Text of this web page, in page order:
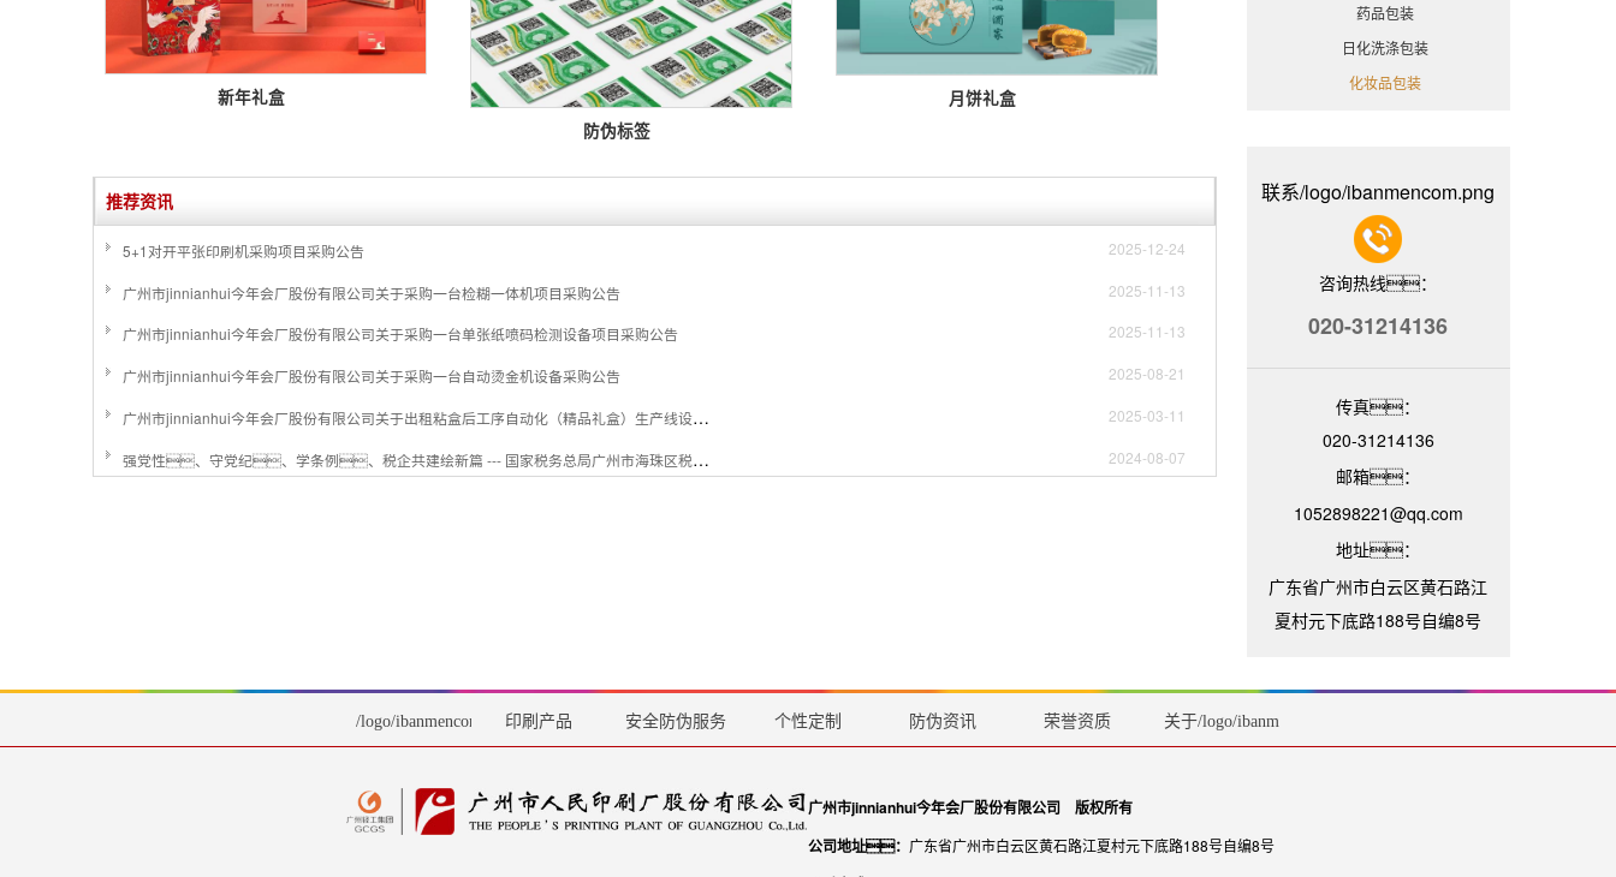
新年礼盒
防伪标签
月饼礼盒
推荐资讯
5+1对开平张印刷机采购项目采购公告 2025-12-24
广州市jinnianhui今年会厂股份有限公司关于采购一台检糊一体机项目采购公告 2025-11-13
广州市jinnianhui今年会厂股份有限公司关于采购一台单张纸喷码检测设备项目采购公告 2025-11-13
广州市jinnianhui今年会厂股份有限公司关于采购一台自动烫金机设备采购公告 2025-08-21
广州市jinnianhui今年会厂股份有限公司关于出租粘盒后工序自动化（精品礼盒）生产线设备公告采购公告 2025-03-11
强党性、守党纪、学条例、税企共建绘新篇 --- 国家税务总局广州市海珠区税务局征收管理科党支部、 国家税务总局广州市海珠区税务局信息中心党支部、 广州市jinnianhui今年会厂股份有限公司包装印刷党支部“联学联建联创” 2024-08-07
药品包装
日化洗涤包装
化妆品包装
联系/logo/ibanmencom.png
咨询热线：
020-31214136
传真：
020-31214136
邮箱：
1052898221@qq.com
地址：
广东省广州市白云区黄石路江
夏村元下底路188号自编8号
/logo/ibanmencom.png首页
印刷产品 安全防伪服务 个性定制 防伪资讯 荣誉资质 关于/logo/ibanmencom.png
广州市jinnianhui今年会厂股份有限公司 版权所有
公司地址： 广东省广州市白云区黄石路江夏村元下底路188号自编8号